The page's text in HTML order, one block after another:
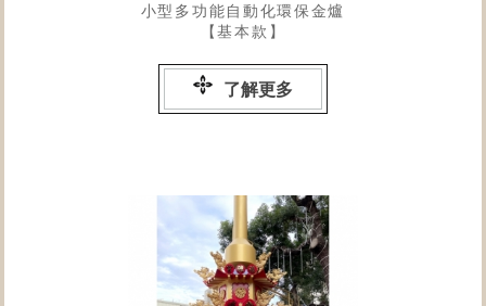
小型多功能自動化環保金爐
【基本款】
了解更多